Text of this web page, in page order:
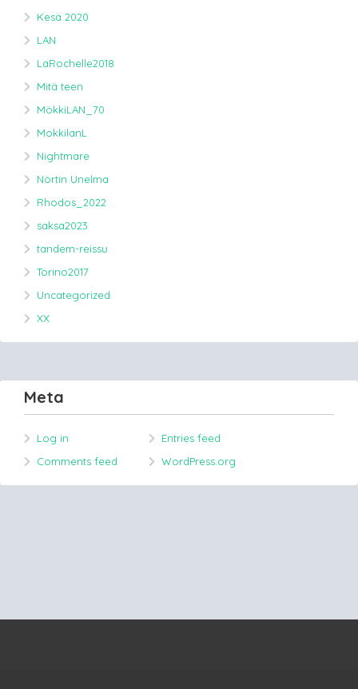
Kesä 2020
LAN
LaRochelle2018
Mitä teen
MökkiLAN_70
MokkilanL
Nightmare
Nörtin Unelma
Rhodos_2022
saksa2023
tandem-reissu
Torino2017
Uncategorized
XX
Meta
Log in
Entries feed
Comments feed
WordPress.org